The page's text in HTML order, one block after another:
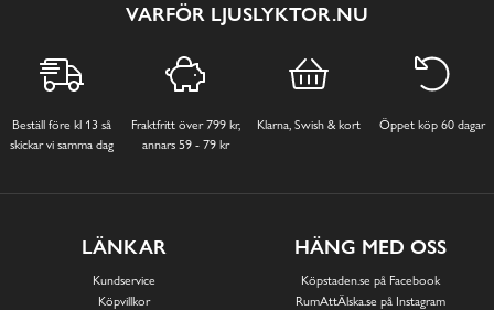
VARFÖR LJUSLYKTOR.NU
Beställ före kl 13 så
skickar vi samma dag
Fraktfritt över 799 kr,
annars 59 - 79 kr
Klarna, Swish & kort Öppet köp 60 dagar
LÄNKAR
Kundservice
Köpvillkor
HÄNG MED OSS
Köpstaden.se på Facebook
RumAttÄlska.se på Instagram